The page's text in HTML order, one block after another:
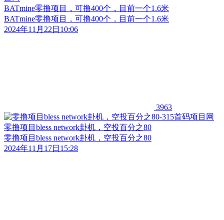
BATmine零撸项目，可撸400个，目前一个1.6米
BATmine零撸项目，可撸400个，目前一个1.6米
2024年11月22日10:06
3963
零撸项目bless network卦机，空投百分之80
零撸项目bless network卦机，空投百分之80
2024年11月17日15:28